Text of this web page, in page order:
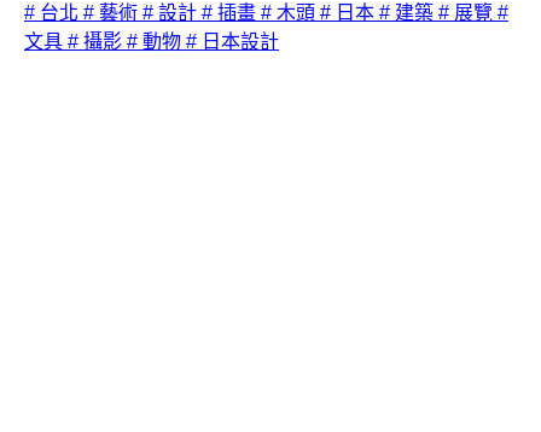
# 台北 # 藝術 # 設計 # 插畫 # 木頭 # 日本 # 建築 # 展覽 #
文具 # 攝影 # 動物 # 日本設計